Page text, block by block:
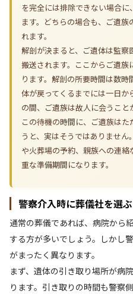
を完全には排除できない場合
ます。どちらの場合も、ご遺
れます。
解剖が決まると、ご遺体は監
搬送されます。ここからご遺族
ります。解剖の所要時間は数
体が戻ってくるまでには一日か
の間、ご遺族は故人に会うこと
この待機の時間に、ご遺族は
うと、実はそうではありませ
や火葬場の予約、親族への連
重な準備期間になります。
警察介入時に葬儀社を選
通常の葬儀であれば、病院から
する方が多いでしょう。しかし
がまったく異なります。
まず、遺体の引き取り場所が病
ります。引き取りの時間も警察